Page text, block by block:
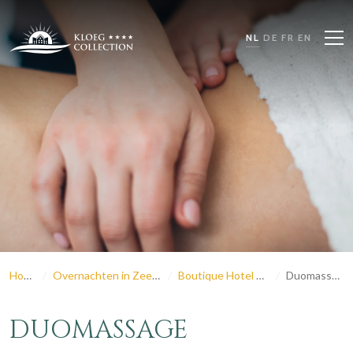
NL DE FR EN
Home Overnachten in Zeeland Boutique Hotel Rijks Duomassage
DUOMASSAGE